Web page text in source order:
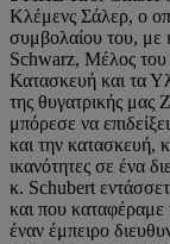
Κλέμενς Σάλερ, ο
συμβολαίου του, με
Schwarz, Μέλος του
Κατασκευή και τα
της θυγατρικής
μπόρεσε να
και την κατασκευή,
ικανότητες σε ένα
κ. Schubert
και που
έναν έμπειρο